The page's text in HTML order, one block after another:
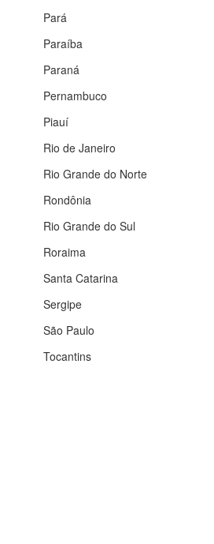
Pará
Paraíba
Paraná
Pernambuco
Piauí
Rio de Janeiro
Rio Grande do Norte
Rondônia
Rio Grande do Sul
Roraima
Santa Catarina
Sergipe
São Paulo
Tocantins